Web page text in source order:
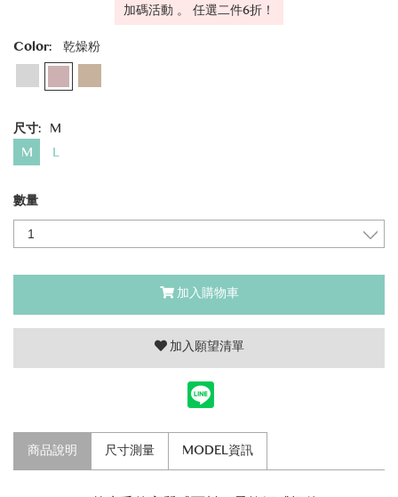
加碼活動 。 任選二件6折！
Color: 乾燥粉
尺寸: M
M
L
數量
加入購物車
加入願望清單
商品說明 尺寸測量 MODEL資訊